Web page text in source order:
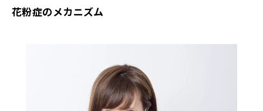
花粉症のメカニズム